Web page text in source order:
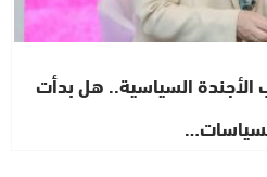
الأجندة السياسية.. هل بدأت